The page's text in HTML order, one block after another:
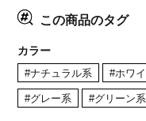
この商品のタグ
カラー
#ナチュラル系 #ホワ
#グレー系 #グリーン系